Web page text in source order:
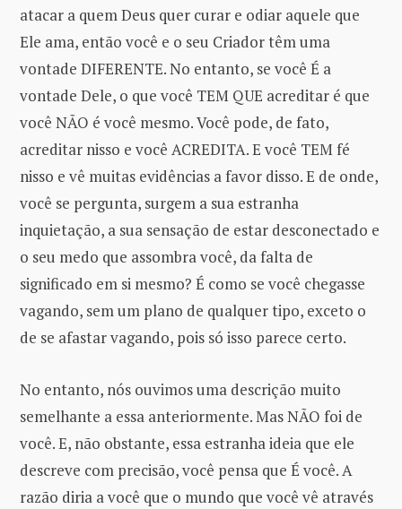
atacar a quem Deus quer curar e odiar aquele que
Ele ama, então você e o seu Criador têm uma
vontade DIFERENTE. No entanto, se você É a
vontade Dele, o que você TEM QUE acreditar é que
você NÃO é você mesmo. Você pode, de fato,
acreditar nisso e você ACREDITA. E você TEM fé
nisso e vê muitas evidências a favor disso. E de onde,
você se pergunta, surgem a sua estranha
inquietação, a sua sensação de estar desconectado e
o seu medo que assombra você, da falta de
significado em si mesmo? É como se você chegasse
vagando, sem um plano de qualquer tipo, exceto o
de se afastar vagando, pois só isso parece certo.
No entanto, nós ouvimos uma descrição muito
semelhante a essa anteriormente. Mas NÃO foi de
você. E, não obstante, essa estranha ideia que ele
descreve com precisão, você pensa que É você. A
razão diria a você que o mundo que você vê através